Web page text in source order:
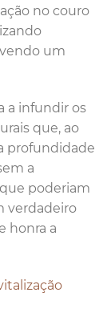
no couro
um
a infundir os
que, ao
profundidade
a
poderiam
verdadeiro
honra a